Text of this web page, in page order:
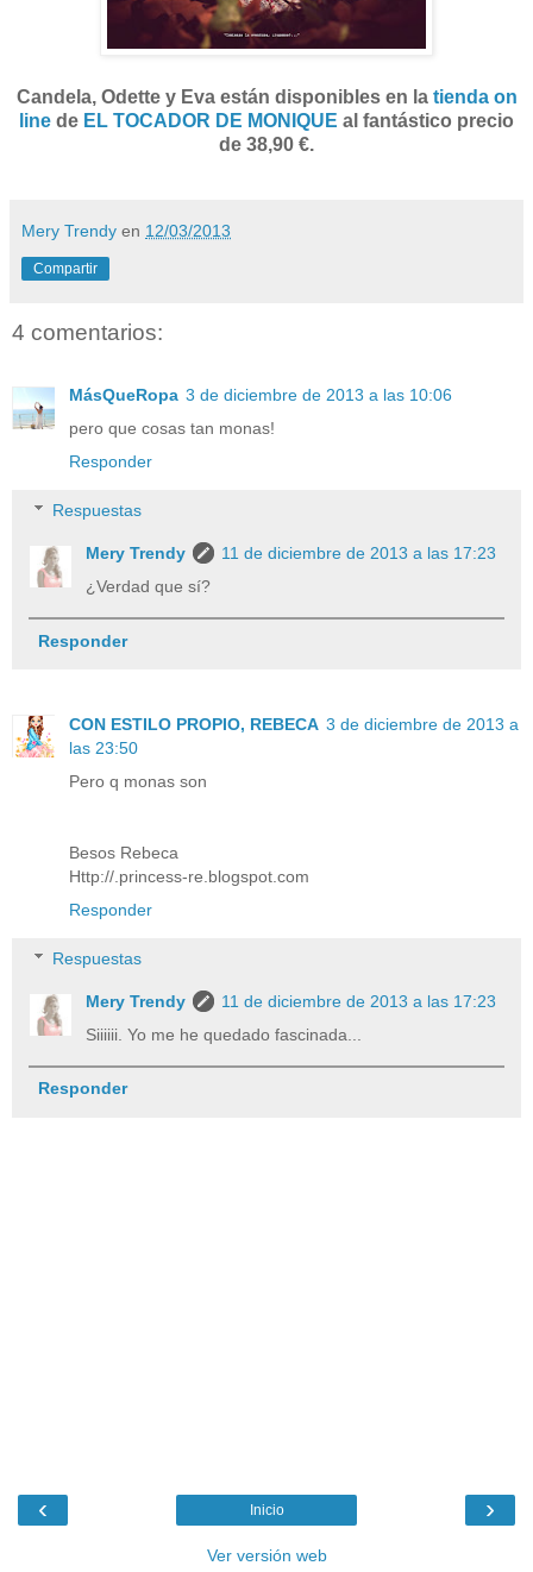
Candela, Odette y Eva están disponibles en la tienda on
line de EL TOCADOR DE MONIQUE al fantástico precio
de 38,90 €.
Mery Trendy en 12/03/2013
Compartir
4 comentarios:
MásQueRopa 3 de diciembre de 2013 a las 10:06
pero que cosas tan monas!
Responder
Respuestas
Mery Trendy
11 de diciembre de 2013 a las 17:23
¿Verdad que sí?
Responder
CON ESTILO PROPIO, REBECA 3 de diciembre de 2013 a
las 23:50
Pero q monas son
Besos Rebeca
Http://.princess-re.blogspot.com
Responder
Respuestas
Mery Trendy
11 de diciembre de 2013 a las 17:23
Siiiiii. Yo me he quedado fascinada...
Responder
‹ ›
Inicio
Ver versión web